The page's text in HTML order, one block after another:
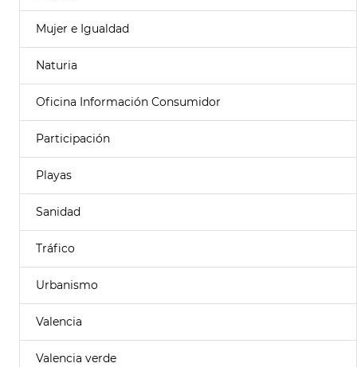
Mujer e Igualdad
Naturia
Oficina Información Consumidor
Participación
Playas
Sanidad
Tráfico
Urbanismo
Valencia
Valencia verde